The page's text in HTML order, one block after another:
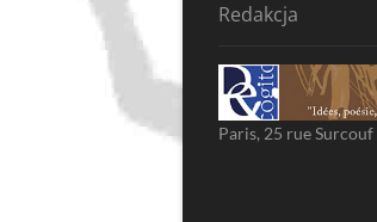
Redakcja
Paris, 25 rue Surcouf